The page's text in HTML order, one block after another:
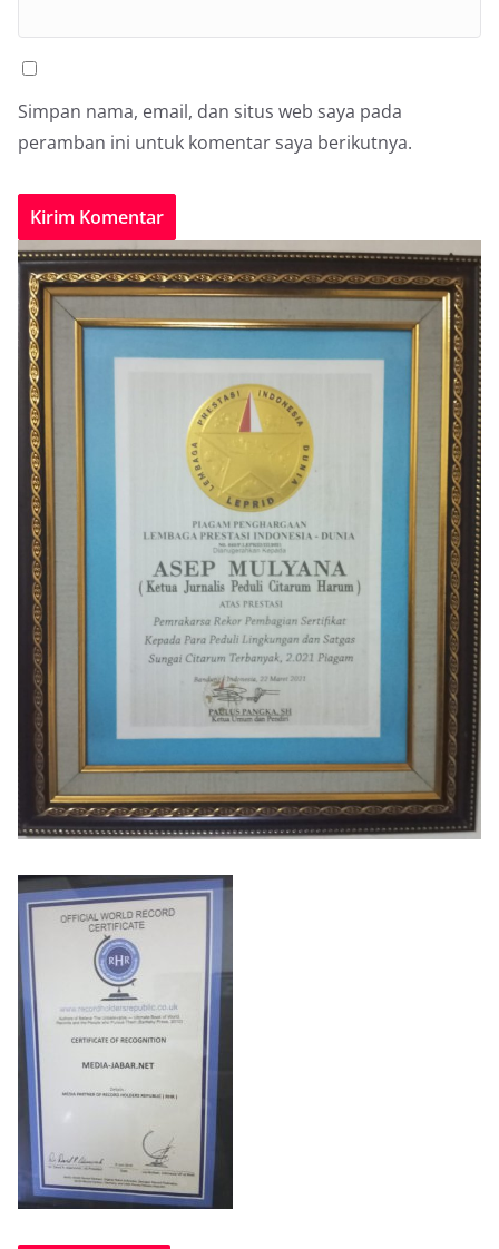
Simpan nama, email, dan situs web saya pada
peramban ini untuk komentar saya berikutnya.